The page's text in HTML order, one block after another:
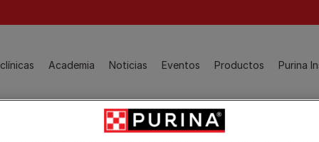
Guia de producto
Academia
ATVs, lo más visto:
Noticias Eventos Productos Purina